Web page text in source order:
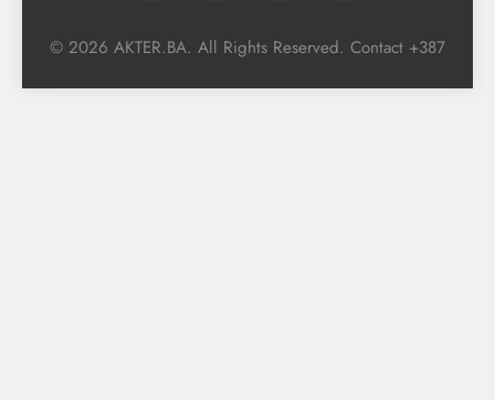
© 2026 AKTER.BA. All Rights Reserved. Contact +387